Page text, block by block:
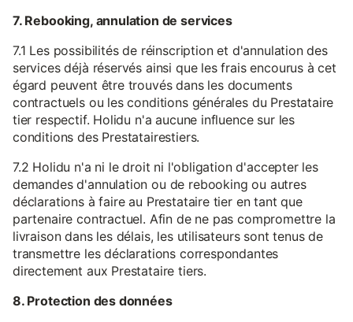
7. Rebooking, annulation de services
7.1 Les possibilités de réinscription et d'annulation des
services déjà réservés ainsi que les frais encourus à cet
égard peuvent être trouvés dans les documents
contractuels ou les conditions générales du Prestataire
tier respectif. Holidu n'a aucune influence sur les
conditions des Prestatairestiers.
7.2 Holidu n'a ni le droit ni l'obligation d'accepter les
demandes d'annulation ou de rebooking ou autres
déclarations à faire au Prestataire tier en tant que
partenaire contractuel. Afin de ne pas compromettre la
livraison dans les délais, les utilisateurs sont tenus de
transmettre les déclarations correspondantes
directement aux Prestataire tiers.
8. Protection des données